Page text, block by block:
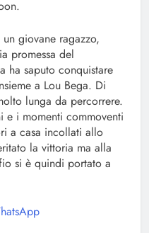
giovane ragazzo,
promessa del
ha saputo conquistare
a Lou Bega. Di
lunga da percorrere.
e i momenti commoventi
a casa incollati allo
la vittoria ma alla
si è quindi portato a